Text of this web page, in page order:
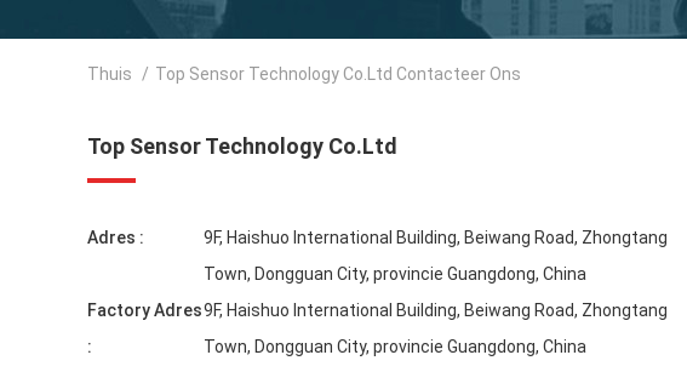
Thuis / Top Sensor Technology Co.Ltd Contacteer Ons
Top Sensor Technology Co.Ltd
Adres :
9F, Haishuo International Building, Beiwang Road, Zhongtang
Town, Dongguan City, provincie Guangdong, China
Factory Adres
:
9F, Haishuo International Building, Beiwang Road, Zhongtang
Town, Dongguan City, provincie Guangdong, China